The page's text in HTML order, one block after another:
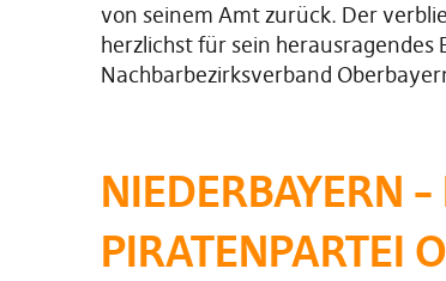
von seinem Amt zurück. Der
herzlichst für sein
Nachbarbezirksverband
NIEDERBAYERN
PIRATENPARTEI